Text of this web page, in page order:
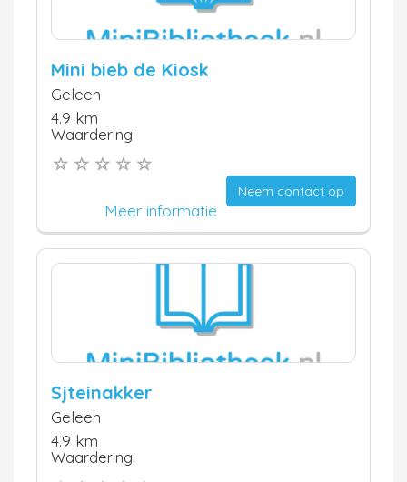
Mini bieb de Kiosk
Geleen
4.9 km
Waardering:
Neem contact op
Meer informatie
Sjteinakker
Geleen
4.9 km
Waardering: